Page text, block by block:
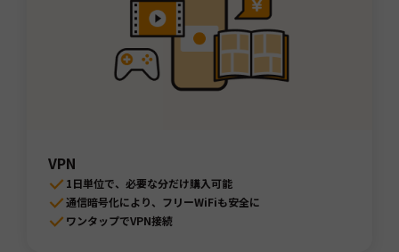
VPN
1日単位で、必要な分だけ購入可能
通信暗号化により、フリーWiFiも安全に
ワンタップでVPN接続